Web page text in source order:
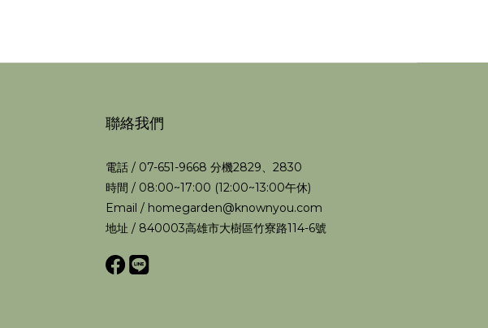
聯絡我們
電話 / 07-651-9668 分機2829、2830
時間 / 08:00~17:00 (12:00~13:00午休)
Email / homegarden@knownyou.com
地址 / 840003高雄市大樹區竹寮路114-6號